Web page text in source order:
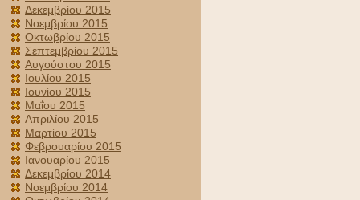
Δεκεμβρίου 2015
Νοεμβρίου 2015
Οκτωβρίου 2015
Σεπτεμβρίου 2015
Αυγούστου 2015
Ιουλίου 2015
Ιουνίου 2015
Μαΐου 2015
Απριλίου 2015
Μαρτίου 2015
Φεβρουαρίου 2015
Ιανουαρίου 2015
Δεκεμβρίου 2014
Νοεμβρίου 2014